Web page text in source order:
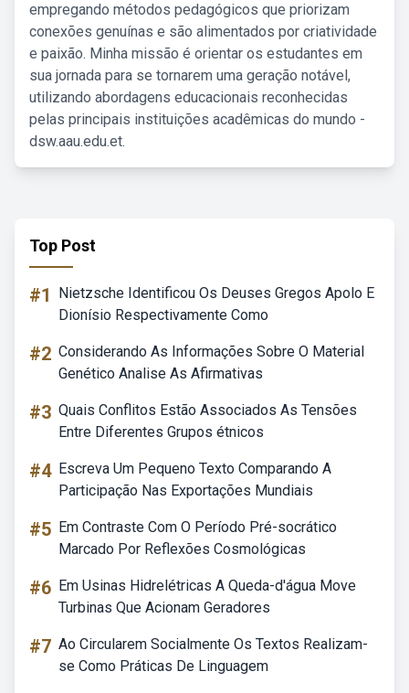
empregando métodos pedagógicos que priorizam
conexões genuínas e são alimentados por criatividade
e paixão. Minha missão é orientar os estudantes em
sua jornada para se tornarem uma geração notável,
utilizando abordagens educacionais reconhecidas
pelas principais instituições acadêmicas do mundo -
dsw.aau.edu.et.
Top Post
#1
Nietzsche Identificou Os Deuses Gregos Apolo E
Dionísio Respectivamente Como
#2 Considerando As Informações Sobre O Material
Genético Analise As Afirmativas
#3 Quais Conflitos Estão Associados As Tensões
Entre Diferentes Grupos étnicos
#4 Escreva Um Pequeno Texto Comparando A
Participação Nas Exportações Mundiais
#5 Em Contraste Com O Período Pré-socrático
Marcado Por Reflexões Cosmológicas
#6 Em Usinas Hidrelétricas A Queda-d'água Move
Turbinas Que Acionam Geradores
#7 Ao Circularem Socialmente Os Textos Realizam-
se Como Práticas De Linguagem